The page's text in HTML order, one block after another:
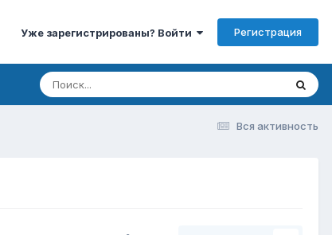
Уже зарегистрированы? Войти Регистрация
Вся активность